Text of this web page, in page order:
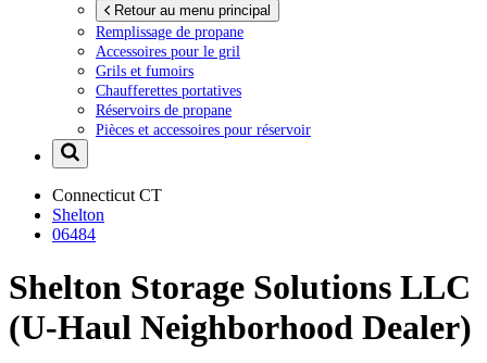
Retour au menu principal
Remplissage de propane
Accessoires pour le gril
Grils et fumoirs
Chaufferettes portatives
Réservoirs de propane
Pièces et accessoires pour réservoir
Connecticut CT
Shelton
06484
Shelton Storage Solutions LLC
(U-Haul Neighborhood Dealer)